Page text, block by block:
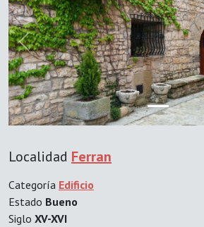
Previous
Localidad Ferran
Categoría Edificio
Estado Bueno
Siglo XV-XVI